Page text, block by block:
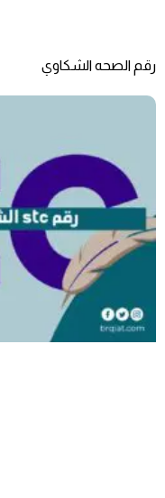
رقم الصحه الشكاوي